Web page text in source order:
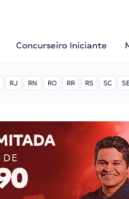
Concurseiro Iniciante
RJ RN RO RR RS SC